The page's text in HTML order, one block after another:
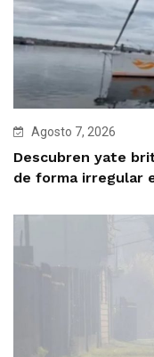
Agosto 7, 2026
Descubren yate
de forma irregular